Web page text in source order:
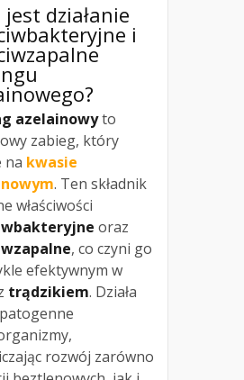
jest działanie
i
azelainowyto
zabieg, który
na kwasie
. Ten składnik
właściwości
oraz
, co czyni go
efektywnym w
trądzikiem. Działa
rozwój zarówno